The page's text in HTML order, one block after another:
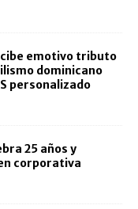
emotivo tributo
dominicano
personalizado
25 años y
corporativa